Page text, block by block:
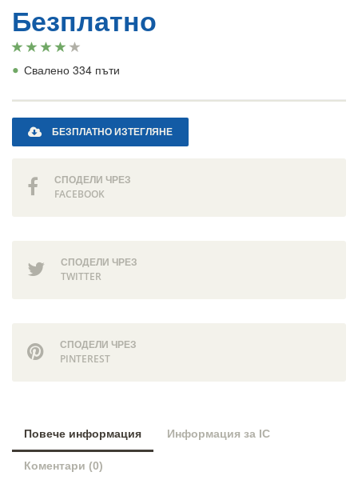
Безплатно
• Свалено 334 пъти
БЕЗПЛАТНО ИЗТЕГЛЯНЕ
СПОДЕЛИ ЧРЕЗ
FACEBOOK
СПОДЕЛИ ЧРЕЗ
TWITTER
СПОДЕЛИ ЧРЕЗ
PINTEREST
Повече информация Информация за IC
Коментари (0)